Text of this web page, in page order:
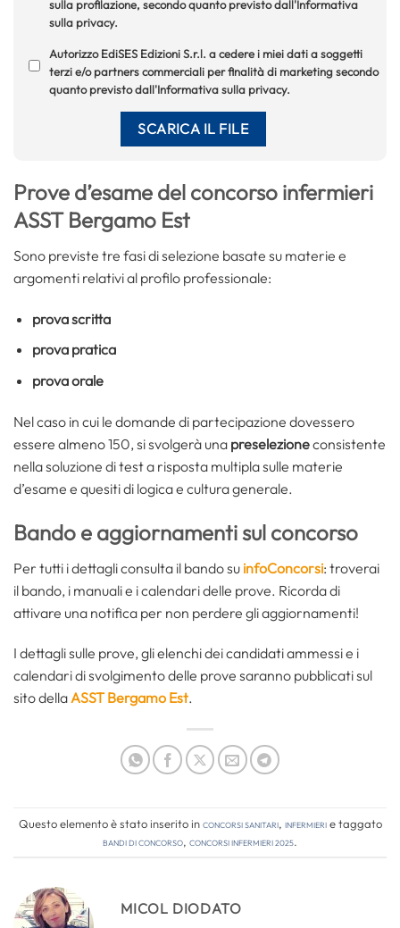
sulla profilazione, secondo quanto previsto dall'Informativa
sulla privacy.
Autorizzo EdiSES Edizioni S.r.l. a cedere i miei dati a soggetti
terzi e/o partners commerciali per finalità di marketing secondo
quanto previsto dall'Informativa sulla privacy.
Prove d’esame del concorso infermieri
ASST Bergamo Est
Sono previste tre fasi di selezione basate su materie e
argomenti relativi al profilo professionale:
prova scritta
prova pratica
prova orale
Nel caso in cui le domande di partecipazione dovessero
essere almeno 150, si svolgerà una preselezioneconsistente
nella soluzione di test a risposta multipla sulle materie
d’esame e quesiti di logica e cultura generale.
Bando e aggiornamenti sul concorso
Per tutti i dettagli consulta il bando su infoConcorsi: troverai
il bando, i manuali e i calendari delle prove. Ricorda di
attivare una notifica per non perdere gli aggiornamenti!
I dettagli sulle prove, gli elenchi dei candidati ammessi e i
calendari di svolgimento delle prove saranno pubblicati sul
sito dellaASST Bergamo Est.
Questo elemento è stato inserito inConcorsi Sanitari, Infermierie taggato
bandi di concorso, concorsi infermieri 2025.
MICOL DIODATO